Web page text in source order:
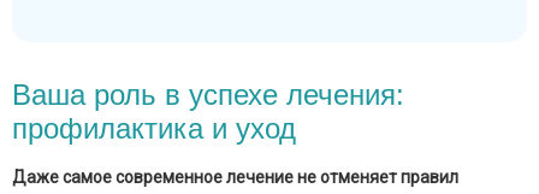
Ваша роль в успехе лечения:
профилактика и уход
Даже самое современное лечение не отменяет правил